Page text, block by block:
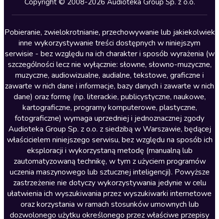
Lektury szkolne
Literatura anglojęzyczna
Literatura faktu
Literatura obyczajowa
Literatura piękna obca
Literatura piękna polska
Nagrania relaksacyjne
Nauka języków
Nauki humanistyczne
Podcasty i audycje
Polityka
Prasa
Religia
Copyright © 2008-2026 Audioteka Group Sp. z o.o.
Pobieranie, zwielokrotnianie, przechowywanie lub jakiekolwiek
inne wykorzystywanie treści dostępnych w niniejszym
serwisie - bez względu na ich charakter i sposób wyrażenia (w
szczególności lecz nie wyłącznie: słowne, słowno-muzyczne,
muzyczne, audiowizualne, audialne, tekstowe, graficzne i
zawarte w nich dane i informacje, bazy danych i zawarte w nich
dane) oraz formę (np. literackie, publicystyczne, naukowe,
kartograficzne, programy komputerowe, plastyczne,
fotograficzne) wymaga uprzedniej i jednoznacznej zgody
Audioteka Group Sp. z o.o. z siedzibą w Warszawie, będącej
właścicielem niniejszego serwisu, bez względu na sposób ich
eksploracji i wykorzystaną metodę (manualną lub
zautomatyzowaną technikę, w tym z użyciem programów
uczenia maszynowego lub sztucznej inteligencji). Powyższe
zastrzeżenie nie dotyczy wykorzystywania jedynie w celu
ułatwienia ich wyszukiwania przez wyszukiwarki internetowe
oraz korzystania w ramach stosunków umownych lub
dozwolonego użytku określonego przez właściwe przepisy